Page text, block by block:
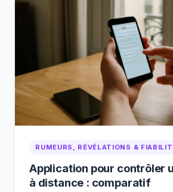
cas de blocage, notez […]
RUMEURS, RÉVÉLATIONS &
Application pour contrôler
à distance : comparatif